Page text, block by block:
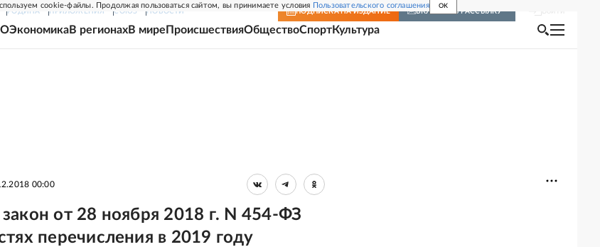
cookie-файлы. Продолжая пользоваться сайтом, вы принимаете условия Пользовательского соглашения OK
РОДИНА ПРИЛОЖЕНИЯ СОЮЗ НОВОСТИ ПОДПИСКА НА ИЗДАНИЕ ВКЛЮЧИТЬ РАССЫЛКУ
ЭкономикаВ регионахВ мире ПроисшествияОбществоСпортКультура
00:00
от 28 ноября 2018 г. N 454-ФЗ
перечисления в 2019 году